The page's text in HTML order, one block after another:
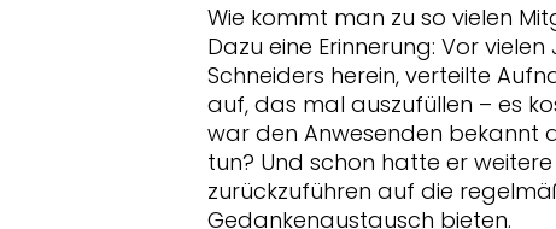
Wie kommt man zu so vielen
Dazu eine Erinnerung: Vor
Schneiders herein, verteilte
auf, das mal auszufüllen – es
war den Anwesenden bekannt
tun? Und schon hatte er
zurückzuführen auf die
Gedankenaustausch bieten.